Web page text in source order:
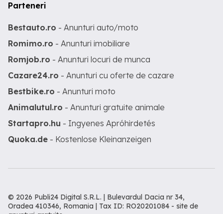
Parteneri
Bestauto.ro - Anunturi auto/moto
Romimo.ro - Anunturi imobiliare
Romjob.ro - Anunturi locuri de munca
Cazare24.ro - Anunturi cu oferte de cazare
Bestbike.ro - Anunturi moto
Animalutul.ro - Anunturi gratuite animale
Startapro.hu - Ingyenes Apróhirdetés
Quoka.de - Kostenlose Kleinanzeigen
© 2026 Publi24 Digital S.R.L. | Bulevardul Dacia nr 34,
Oradea 410346, Romania | Tax ID: RO20201084 - site de